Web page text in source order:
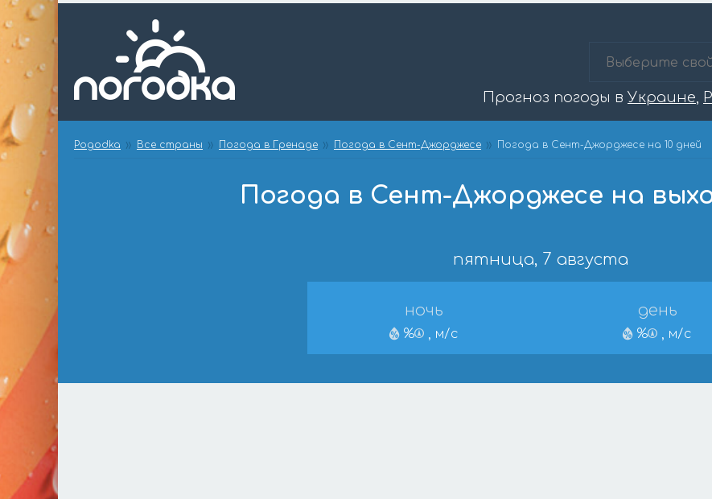
Прогноз погоды в Украине,
Pogodka Все страны Погода в Гренаде Погода в Сент-Джорджесе Погода в Сент-Джорджесе на 10 дней
Погода в Сент-Джорджесе на
пятница, 7 августа
ночь
% , м/с
день
% , м/с